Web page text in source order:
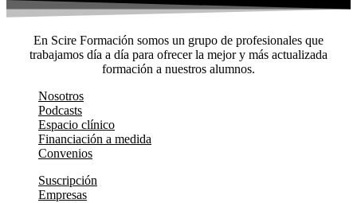
En Scire Formación somos un grupo de profesionales que
trabajamos día a día para ofrecer la mejor y más actualizada
formación a nuestros alumnos.
Nosotros
Podcasts
Espacio clínico
Financiación a medida
Convenios
Suscripción
Empresas